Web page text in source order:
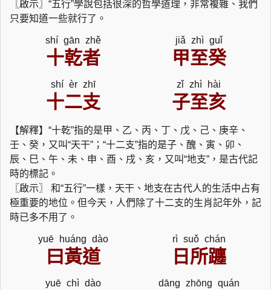
〖啟示〗“五行”學說包括很深的哲學道理，非常複雜、我們
只要知道一些就行了。
shí gān zhě jiǎ zhì guǐ
十乾者 甲至癸
shí èr zhī zǐ zhì hài
十二支 子至亥
【解釋】“十乾”指的是甲、乙、丙、丁、戊、己、庚辛、
壬、癸，又叫“天干”；“十二支”指的是子、醜、寅、卯、
辰、巳、午、未、申、酉、戌、亥，又叫“地支”，是古代記
時的標記。
〖啟示〗 和“五行”一樣，天干、地支在古代人的生活中占有
極重要的地位。但今天，人們除了十二支的生肖記年外，記
時已多不用了。
yuē huáng dào rì suǒ chán
曰黃道 日所躔
yuē chì dào dāng zhōng quán